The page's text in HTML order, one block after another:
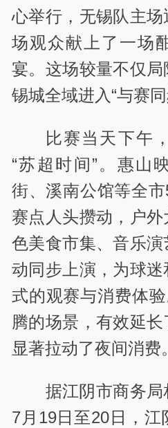
心举行，无锡队主
场观众献上了一场
宴。这场较量不仅
锡城全域进入“与赛同
比赛当天下午
“苏超时间”。惠山
街、溪南公馆等全市
赛点人头攒动，户
色美食市集、音乐
动同步上演，为球
式的观赛与消费体
腾的场景，有效延长
显著拉动了夜间消费。
据江阴市商务局
7 月 19日至20 日，江